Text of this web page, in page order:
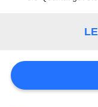
MIT
UNS